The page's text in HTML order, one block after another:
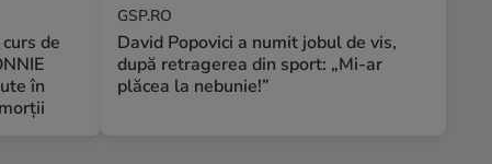
de
în
GSP.RO
David Popovici a numit jobul de vis,
după retragerea din sport: „Mi-ar
plăcea la nebunie!”